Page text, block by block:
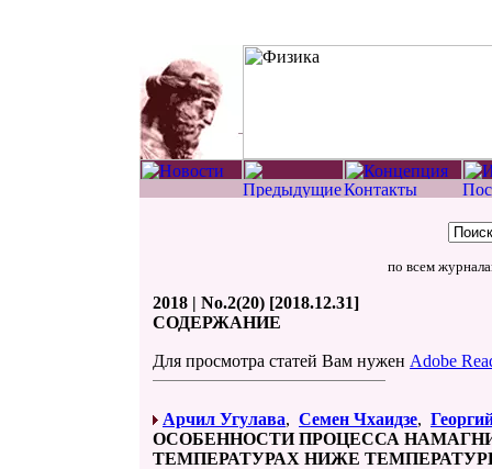
по всем
2018 | No.2(20) [2018.12.31]
СОДЕРЖАНИЕ
Для просмотра статей Вам нужен Adobe
Арчил Угулава, Семен Чхаидзе,
ОСОБЕННОСТИ ПРОЦЕССА
ТЕМПЕРАТУРАХ НИЖЕ